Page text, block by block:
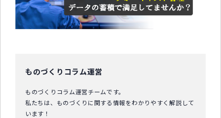
イベント開催レポート
セミナーアーカイブ
ものづくりコラム運営
ものづくりコラム運営チームです。
私たちは、ものづくりに関する情報をわかりやすく解説して
います！